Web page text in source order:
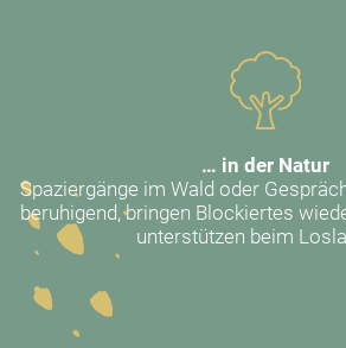
… in der Natur
Spaziergänge im Wald oder
beruhigend, bringen Blockiertes
unterstützen beim